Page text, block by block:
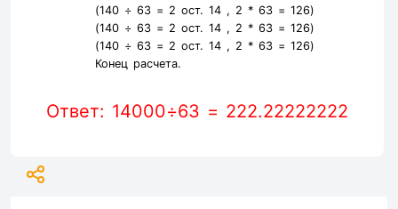
(140 ÷ 63 = 2 ост. 14 , 2 * 63 = 126)
(140 ÷ 63 = 2 ост. 14 , 2 * 63 = 126)
(140 ÷ 63 = 2 ост. 14 , 2 * 63 = 126)
Конец расчета.
Ответ: 14000÷63 = 222.22222222